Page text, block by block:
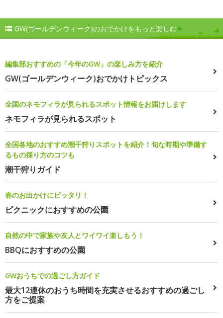
GW(ゴールデンウィーク)のおでかけをもっと楽しむ
編集部おすすめの「今年のGW」の楽しみ方を紹介
GW(ゴールデンウィーク)おでかけトピックス
全国のネモフィラが見られるスポット情報をお届けします
ネモフィラが見られるスポット
全国各地のおすすめ潮干狩りスポットを紹介！旬な時期や準備す
るもの採り方のコツも
潮干狩りガイド
春のお出かけにピッタリ！
ピクニックにおすすめの公園
自然の中で家族や友人とワイワイ楽しもう！
BBQにおすすめの公園
GWおうちでの過ごし方ガイド
最大12連休のおうち時間を充実させるおすすめの過ごし
方をご提案